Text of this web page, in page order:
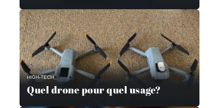
HIGH-TECH
Quel drone pour quel usage?